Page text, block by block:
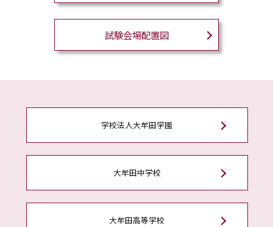
試験会場配置図
学校法人大牟田学園
大牟田中学校
大牟田高等学校